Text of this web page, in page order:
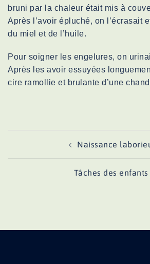
bruni par la chaleur était mis à
Après l’avoir épluché, on l’écrasait
du miel et de l’huile.
Pour soigner les engelures, on
Après les avoir essuyées
cire ramollie et brulante d’une
Naissance
Tâches des enfants